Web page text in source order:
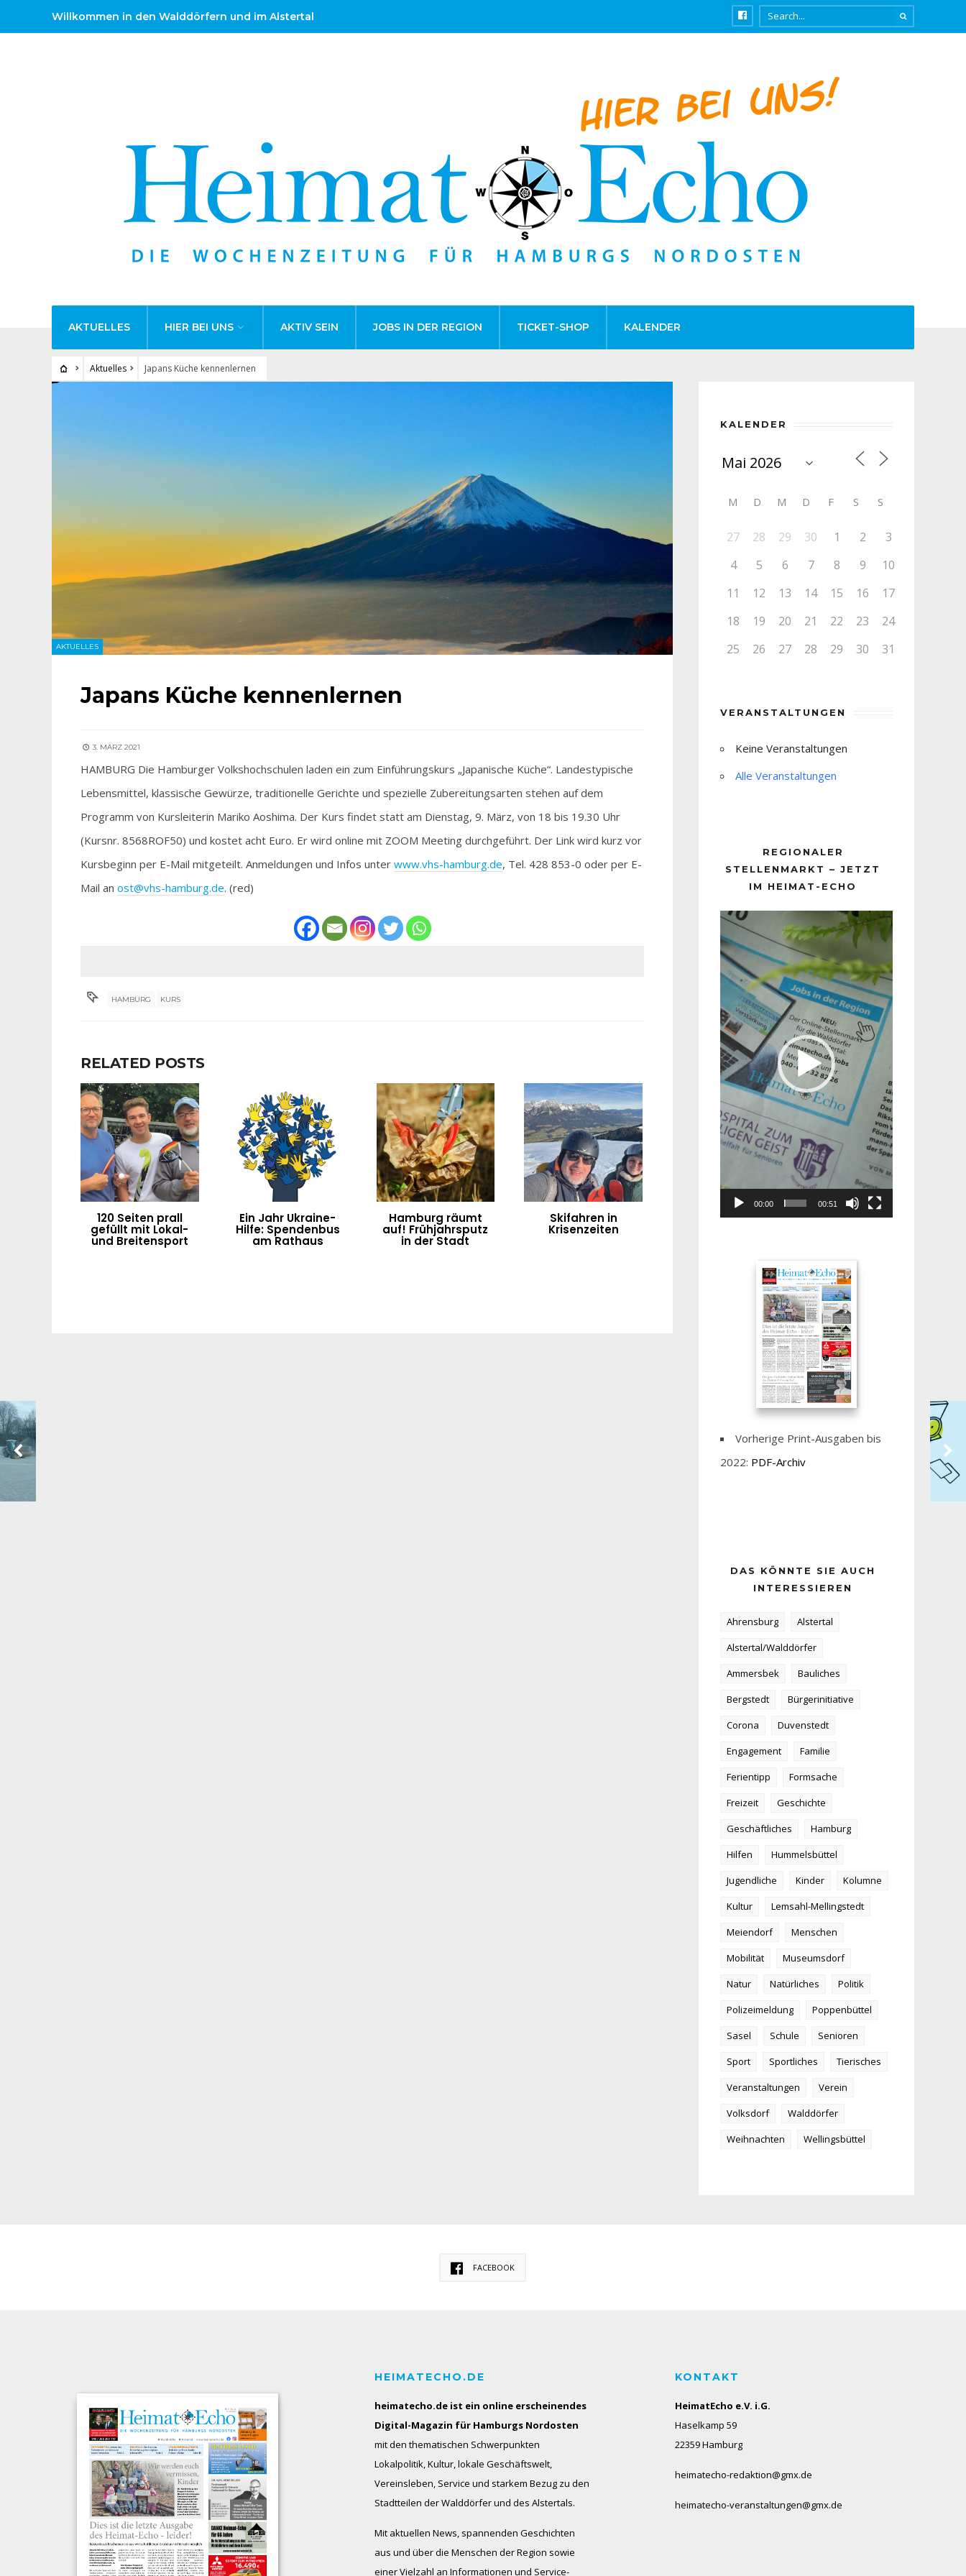
Willkommen in den Walddörfern und im Alstertal
AKTUELLES HIER BEI UNS AKTIV SEIN JOBS IN DER REGION TICKET-SHOP KALENDER
Aktuelles Japans Küche kennenlernen
AKTUELLES
Japans Küche kennenlernen
3. MÄRZ 2021
HAMBURG Die Hamburger Volkshochschulen laden ein zum Einführungskurs „Japanische Küche“. Landestypische
Lebensmittel, klassische Gewürze, traditionelle Gerichte und spezielle Zubereitungsarten stehen auf dem
Programm von Kursleiterin Mariko Aoshima. Der Kurs findet statt am Dienstag, 9. März, von 18 bis 19.30 Uhr
(Kursnr. 8568ROF50) und kostet acht Euro. Er wird online mit ZOOM Meeting durchgeführt. Der Link wird kurz vor
Kursbeginn per E-Mail mitgeteilt. Anmeldungen und Infos unter www.vhs-hamburg.de, Tel. 428 853-0 oder per E-
Mail an ost@vhs-hamburg.de. (red)
HAMBURG KURS
RELATED POSTS
120 Seiten prall
gefüllt mit Lokal-
und Breitensport
Ein Jahr Ukraine-
Hilfe: Spendenbus
am Rathaus
Hamburg räumt
auf! Frühjahrsputz
in der Stadt
Skifahren in
Krisenzeiten
KALENDER
M D M D F S S
27 28 29 30 1 2
3
4
5 6 7 8 9
10
11
12 13 14 15 16
17
18
19 20 21 22 23
24
25
26 27 28 29 30 31
VERANSTALTUNGEN
Keine Veranstaltungen
Alle Veranstaltungen
REGIONALER
STELLENMARKT – JETZT
IM HEIMAT-ECHO
Player
00:00 00:51
Vorherige Print-Ausgaben bis
2022: PDF-Archiv
DAS KÖNNTE SIE AUCH
INTERESSIEREN
Ahrensburg
Alstertal
Alstertal/Walddörfer
Ammersbek
Bauliches
Bergstedt
Bürgerinitiative
Corona
Duvenstedt
Engagement
Familie
Ferientipp
Formsache
Freizeit
Geschichte
Geschäftliches
Hamburg
Hilfen
Hummelsbüttel
Jugendliche
Kinder
Kolumne
Kultur
Lemsahl-Mellingstedt
Meiendorf
Menschen
Mobilität
Museumsdorf
Natur
Natürliches
Politik
Polizeimeldung
Poppenbüttel
Sasel
Schule
Senioren
Sport
Sportliches
Tierisches
Veranstaltungen
Verein
Volksdorf
Walddörfer
Weihnachten
Wellingsbüttel
FACEBOOK
HEIMATECHO.DE
heimatecho.de ist ein online erscheinendes
Digital-Magazin für Hamburgs Nordosten
mit den thematischen Schwerpunkten
Lokalpolitik, Kultur, lokale Geschäftswelt,
Vereinsleben, Service und starkem Bezug zu den
Stadtteilen der Walddörfer und des Alstertals.
Mit aktuellen News, spannenden Geschichten
aus und über die Menschen der Region sowie
einer Vielzahl an Informationen und Service-
KONTAKT
HeimatEcho e.V. i.G.
Haselkamp 59
22359 Hamburg
heimatecho-redaktion@gmx.de
heimatecho-veranstaltungen@gmx.de